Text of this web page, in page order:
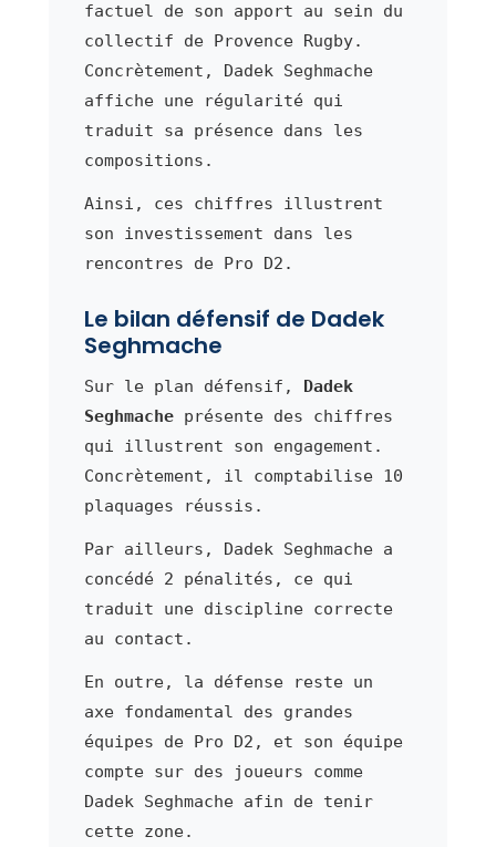
factuel de son apport au sein du
collectif de Provence Rugby.
Concrètement, Dadek Seghmache
affiche une régularité qui
traduit sa présence dans les
compositions.
Ainsi, ces chiffres illustrent
son investissement dans les
rencontres de Pro D2.
Le bilan défensif de Dadek
Seghmache
Sur le plan défensif,
Dadek
Seghmacheprésente des chiffres
qui illustrent son engagement.
Concrètement, il comptabilise 10
plaquages réussis.
Par ailleurs, Dadek Seghmache a
concédé 2 pénalités, ce qui
traduit une discipline correcte
au contact.
En outre, la défense reste un
axe fondamental des grandes
équipes de Pro D2, et son équipe
compte sur des joueurs comme
Dadek Seghmache afin de tenir
cette zone.